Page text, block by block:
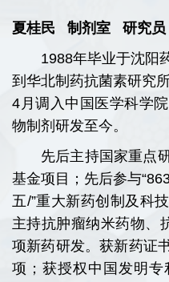
夏桂民 制剂室 研究
1988年毕业于沈阳
到华北制药抗菌素研究
4月调入中国医学科学
物制剂研发至今。
先后主持国家重点
基金项目；先后参与
五/”重大新药创制及科
主持抗肿瘤纳米药物、
项新药研发。获新药证
项；获授权中国发明